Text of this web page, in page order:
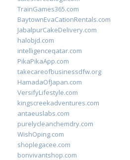
TrainGames365.com
BaytownEvaCationRentals.com
JabalpurCakeDelivery.com
halobjd.com
intelligenceqatar.com
PikaPikaApp.com
takecareofbusinessdfw.org
HamadaOfJapan.com
VersifyLifestyle.com
kingscreekadventures.com
antaeuslabs.com
purelycleanchemdry.com
WishOping.com
shoplegacee.com
bonvivantshop.com